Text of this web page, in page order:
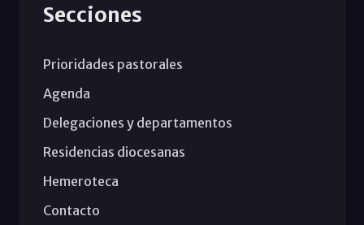
Secciones
Prioridades pastorales
Agenda
Delegaciones y departamentos
Residencias diocesanas
Hemeroteca
Contacto